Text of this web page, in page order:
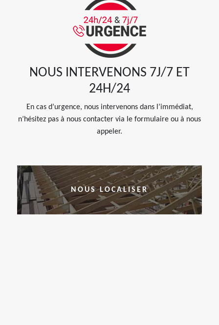
NOUS INTERVENONS 7J/7 ET
24H/24
En cas d’urgence, nous intervenons dans l’immédiat,
n’hésitez pas à nous contacter via le formulaire ou à nous
appeler.
NOUS LOCALISER